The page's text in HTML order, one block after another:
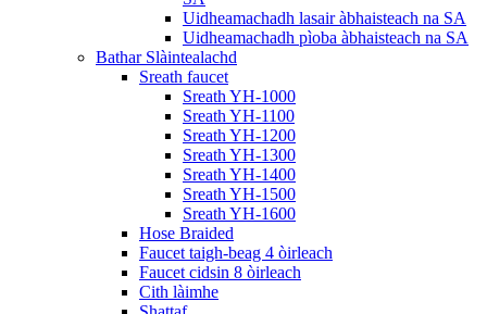
Uidheamachadh lasair àbhaisteach na SA
Uidheamachadh pìoba àbhaisteach na SA
Bathar Slàintealachd
Sreath faucet
Sreath YH-1000
Sreath YH-1100
Sreath YH-1200
Sreath YH-1300
Sreath YH-1400
Sreath YH-1500
Sreath YH-1600
Hose Braided
Faucet taigh-beag 4 òirleach
Faucet cidsin 8 òirleach
Cith làimhe